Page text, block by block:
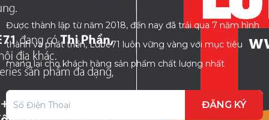
Được thành lập từ năm 2018, đến nay đã trải qua 7 năm hình
thành và phát triển, Lube71 luôn vững vàng với mục tiêu
mang lại cho khách hàng sản phẩm chất lượng nhất
ĐĂNG KÝ